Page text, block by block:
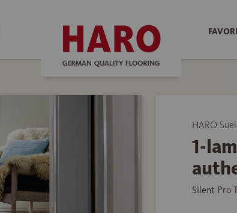
HARO
1-
Silent Pro